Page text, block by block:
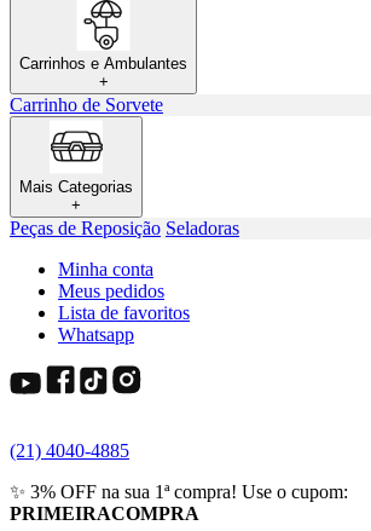
Carrinhos e Ambulantes
+
Carrinho de Sorvete
Mais Categorias
+
Peças de Reposição Seladoras
Minha conta
Meus pedidos
Lista de favoritos
Whatsapp
(21) 4040-4885
✨ 3% OFF na sua 1ª compra! Use o cupom:
PRIMEIRACOMPRA